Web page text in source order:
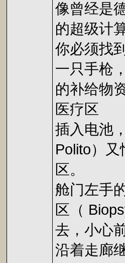
像曾经是
的超级计
你必须找
一只手枪
的补给物
医疗区
插入电池
Polito）
区。
舱门左手
区（
去，小心
沿着走廊